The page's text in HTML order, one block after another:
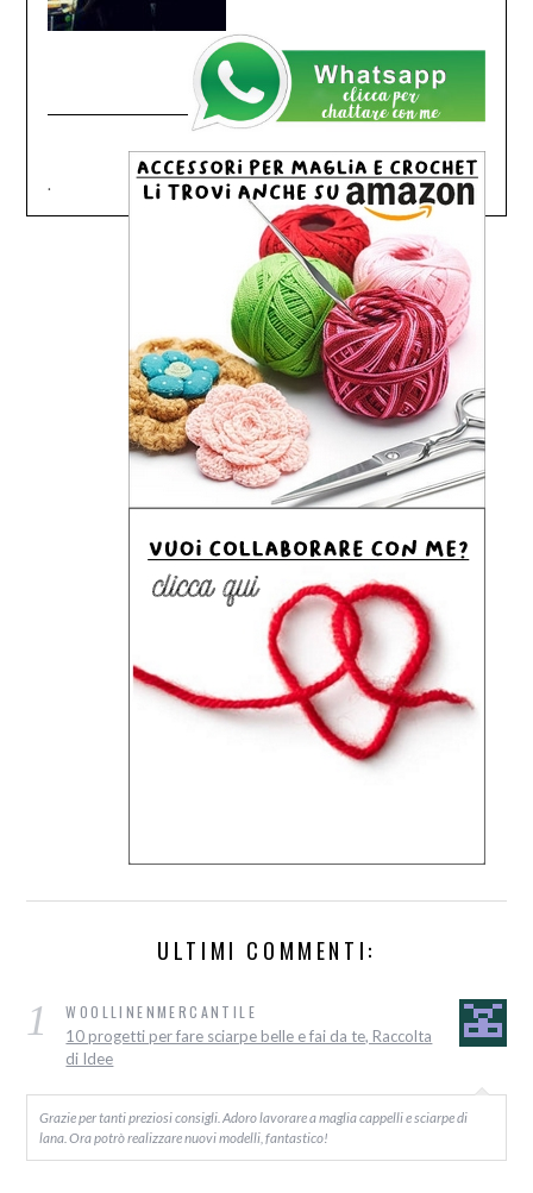
.
ULTIMI COMMENTI:
1 WOOLLINENMERCANTILE
10 progetti per fare sciarpe belle e fai da te, Raccolta
di Idee
Grazie per tanti preziosi consigli. Adoro lavorare a maglia cappelli e sciarpe di
lana. Ora potrò realizzare nuovi modelli, fantastico!